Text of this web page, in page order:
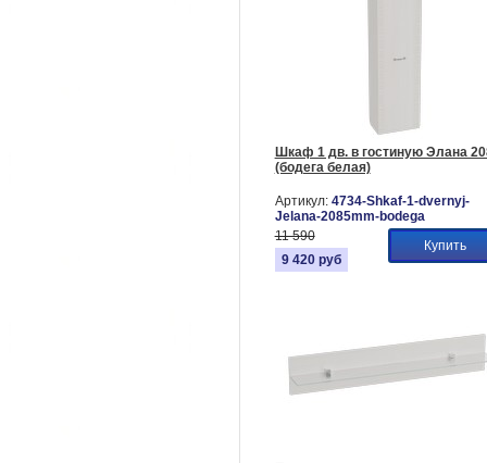
Шкаф 1 дв. в гостиную Элана
(бодега белая)
Артикул: 4734-Shkaf-1-dvernyj-
Jelana-2085mm-bodega
11 590
9 420 руб
Купить